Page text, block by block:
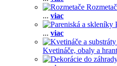
... viac
... viac
Kvetináče, obaly a